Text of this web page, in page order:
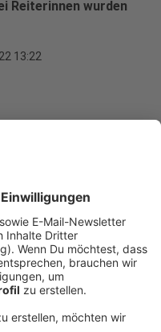
Reiterinnen wurden
13:22
nicht verletzt
zwei Pferde
Reiterin wurde
Eine weitere
das Pferd
und